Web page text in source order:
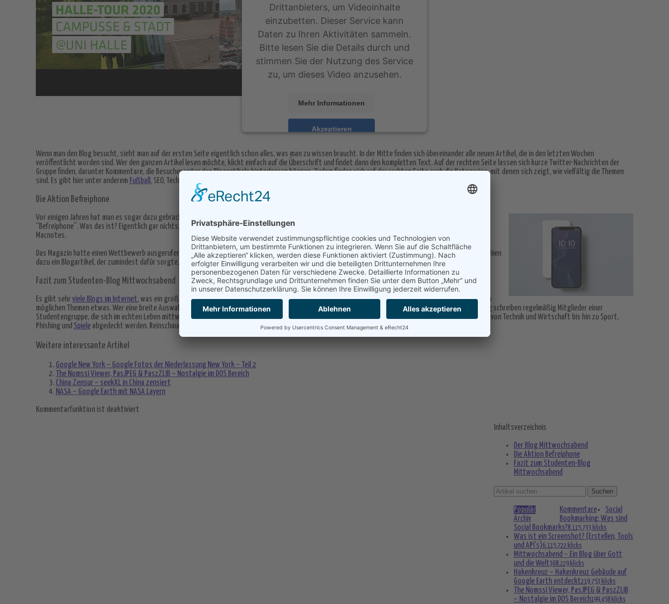
Drittanbieters, um Videoinhalte
einzubetten. Dieser Service kann
Daten zu Ihren Aktivitäten sammeln.
Bitte lesen Sie die Details durch und
stimmen Sie der Nutzung des Service
zu, um dieses Video anzusehen.
Mehr Informationen
Akzeptieren
Platform&eRecht24
Wenn man den Blog besucht, sieht man auf der ersten Seite eigentlich schon alles, was man zu wissen braucht. In der Mitte finden sich übereinander alle neuen Artikel, die in den letzten Wochen
veröffentlicht worden sind. Wer den ganzen Artikel lesen möchte, klickt einfach auf die Überschrift und findet dann den kompletten Text. Auf der rechten Seite lassen sich kurze Twitter-Nachrichten der
Gruppe finden, darunter Kommentare, die Besucher unter den Blogartikeln hinterlassen können. Zudem finden sich auf der rechten Seite auch die Kategorien, mit denen sich zeigt, wie vielfältig die Themen
sind. Es gibt hier unter anderem Fußball , SEO, Technik, Wirtschaft, Politik und auch eine Jura Ecke.
Die Aktion Befreiphone
Vor einigen Jahren hat man es sogar dazu gebracht,
“Befreiphone”. Was das ist? Eigentlich gar nichts, denn bei diesem Wort handelt es sich um eine Wortneuschöpfung. Die stammte vom Online-Magazin
Macnotes.
Das Magazin hatte einen Wettbewerb ausgerufen, bei dem es darum ging, die eigene Webseite auf dieses Wort auszurichten. Auch auf Mittwochabends erschien
dazu ein Blogartikel, der zumindest dafür sorgte, dass man eine Erwähnung im entsprechenden Artikel der Bild erhielt.
Fazit zum Studenten-Blog Mittwochsabend
Es gibt sehrviele Blogs im Internet, was ein großer Vorteil ist. Wer gerne interessante Artikel liest, hat so eine große Auswahl und findet im Grunde zu allen
möglichen Themen etwas. Wer eine breite Auswahl auf einer Seite haben möchte, kann auch einen Blick auf die Texte von Mittwochabends werfen. In dem Blog schreiben regelmäßig Mitglieder einer
Studentengruppe, die sich im echten Leben mittwochabends treffen, um über Gott und die Welt zu sprechen. Das zeigt sich auch im Blog, in dem viele Themen von Technik und Wirtschaft bis hin zu Sport,
Phishing und Spiele abgedeckt werden. Reinschauen lohnt sich.
Weitere interessante Artikel
Google New York – Google Fotos der Niederlassung New York – Teil 2
The Nomssi Viewer, PasJPEG & PaszZLIB – Nostalgie im DOS Bereich
China Zensur – seekXL in China zensiert
NASA – Google Earth mit NASA Layern
Kommentarfunktion ist deaktiviert
Inhaltsverzeichnis
Der Blog Mittwochsabend
Die Aktion Befreiphone
Fazit zum Studenten-Blog
Mittwochsabend
Populär
Kommentare
Archiv
Social
Bookmarking: Was sind
Social Bookmarks?8.115.733 klicks
Was ist ein Screenshot? (Erstellen, Tools
und API’s)6.115.722 klicks
Mittwochsabend – Ein Blog über Gott
und die Welt368.229 klicks
Hakenkreuz – Hakenkreuz Gebäude auf
Google Earth entdeckt219.753 klicks
The Nomssi Viewer, PasJPEG & PaszZLIB
– Nostalgie im DOS Bereich199.458 klicks